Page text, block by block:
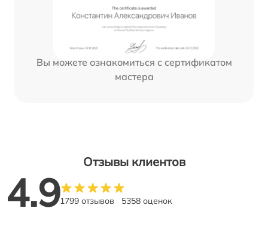
Вы можете ознакомиться с сертификатом
мастера
Отзывы клиентов
4.91799 отзывов 5358 оценок